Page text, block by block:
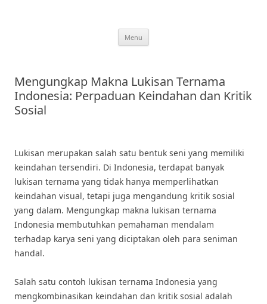
Menu
Mengungkap Makna Lukisan Ternama
Indonesia: Perpaduan Keindahan dan Kritik
Sosial
Lukisan merupakan salah satu bentuk seni yang memiliki
keindahan tersendiri. Di Indonesia, terdapat banyak
lukisan ternama yang tidak hanya memperlihatkan
keindahan visual, tetapi juga mengandung kritik sosial
yang dalam. Mengungkap makna lukisan ternama
Indonesia membutuhkan pemahaman mendalam
terhadap karya seni yang diciptakan oleh para seniman
handal.
Salah satu contoh lukisan ternama Indonesia yang
mengkombinasikan keindahan dan kritik sosial adalah